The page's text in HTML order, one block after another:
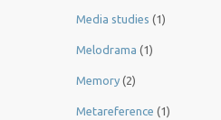
Media studies (1)
Melodrama (1)
Memory (2)
Metareference (1)